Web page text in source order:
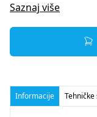
Saznaj više
Informacije